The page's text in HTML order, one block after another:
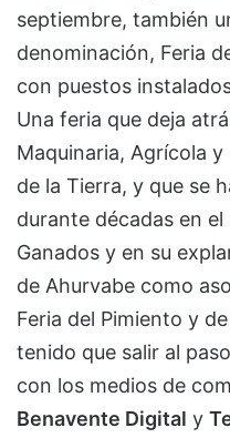
septiembre, también
denominación, Feria
con puestos
Una feria que deja
Maquinaria, Agrícola
de la Tierra, y que se
durante décadas en
Ganados y en su
de Ahurvabe como
Feria del Pimiento y
tenido que salir al
con los medios de
Benavente Digital y